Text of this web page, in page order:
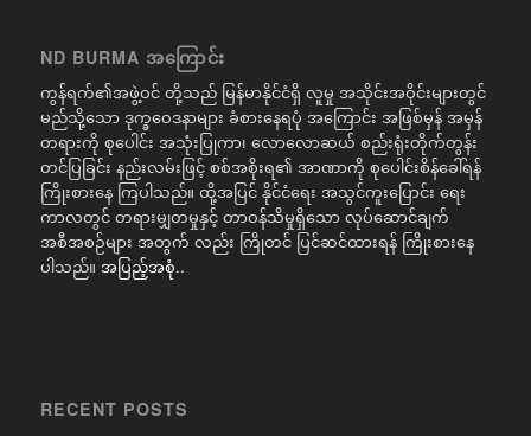
ND BURMA အကြောင်း
ကွန်ရက်၏အဖွဲ့ဝင် တို့သည် မြန်မာနိုင်ငံရှိ လူမှု အသိုင်းအဝိုင်းများတွင်
မည်သို့သော ဒုက္ခဝေဒနာများ ခံစားနေရပုံ အကြောင်း အဖြစ်မှန် အမှန်
တရားကို စုပေါင်း အသုံးပြုကာ၊ လောလောဆယ် စည်းရုံးတိုက်တွန်း
တင်ပြခြင်း နည်းလမ်းဖြင့် စစ်အစိုးရ၏ အာဏာကို စုပေါင်းစိန်ခေါ်ရန်
ကြိုးစားနေ ကြပါသည်။ ထို့အပြင် နိုင်ငံရေး အသွင်ကူးပြောင်း ရေး
ကာလတွင် တရားမျှတမှုနှင့် တာဝန်သိမှုရှိသော လုပ်ဆောင်ချက်
အစီအစဉ်များ အတွက် လည်း ကြိုတင် ပြင်ဆင်ထားရန် ကြိုးစားနေ
ပါသည်။ အပြည့်အစုံ..
RECENT POSTS